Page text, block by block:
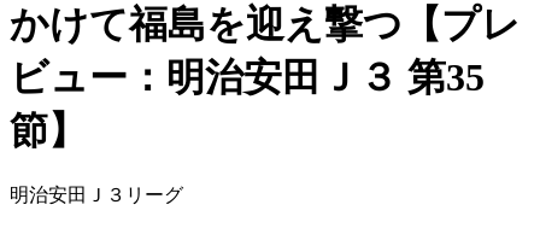
かけて福島を迎え撃つ【プレ
ビュー：明治安田Ｊ３ 第35
節】
明治安田Ｊ３リーグ